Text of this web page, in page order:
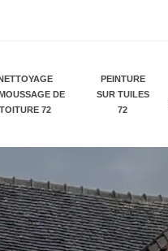
DE
TOITURE 72
PEINTURE
SUR TUILES
72